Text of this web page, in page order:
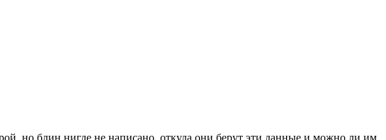
но блин нигде не написано, откуда они берут эти данные и можно ли им